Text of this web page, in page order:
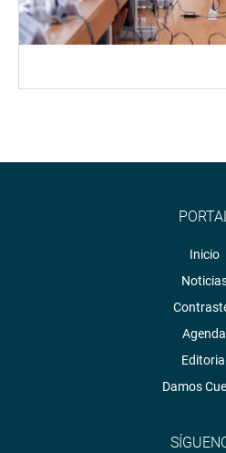
Inicio
Agenda
Editorial
Damos